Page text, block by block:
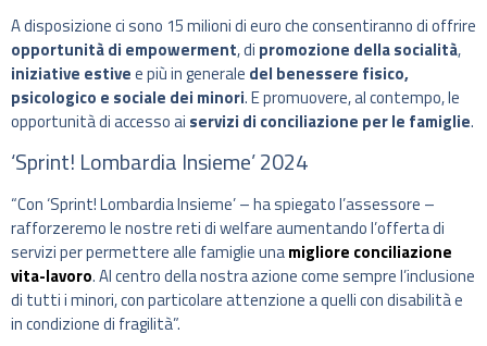
A disposizione ci sono 15 milioni di euro che consentiranno di offrire
opportunità di empowerment, di promozione della socialità,
iniziative estivee più in generale del benessere fisico,
psicologico e sociale dei minori. E promuovere, al contempo, le
opportunità di accesso ai servizi di conciliazione per le famiglie.
‘Sprint! Lombardia Insieme’ 2024
“Con ‘Sprint! Lombardia Insieme’ – ha spiegato l’assessore –
rafforzeremo le nostre reti di welfare aumentando l’offerta di
servizi per permettere alle famiglie unamigliore conciliazione
vita-lavoro. Al centro della nostra azione come sempre l’inclusione
di tutti i minori, con particolare attenzione a quelli con disabilità e
in condizione di fragilità”.